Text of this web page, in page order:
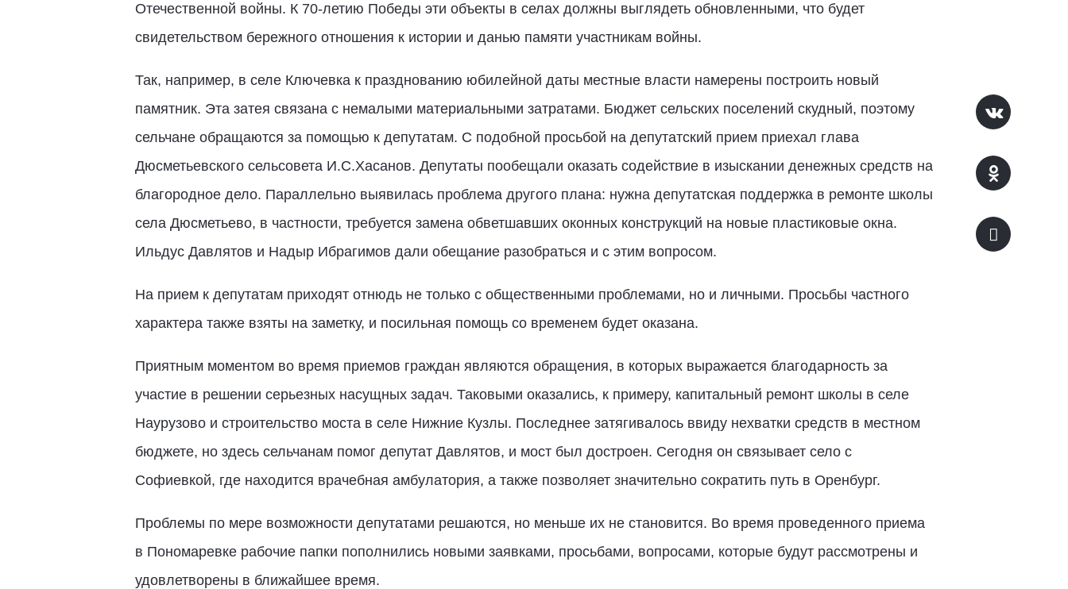
Отечественной войны. К 70-летию Победы эти объекты в селах должны выглядеть обновленными, что будет
свидетельством бережного отношения к истории и данью памяти участникам войны.
Так, например, в селе Ключевка к празднованию юбилейной даты местные власти намерены построить новый
памятник. Эта затея связана с немалыми материальными затратами. Бюджет сельских поселений скудный, поэтому
сельчане обращаются за помощью к депутатам. С подобной просьбой на депутатский прием приехал глава
Дюсметьевского сельсовета И.С.Хасанов. Депутаты пообещали оказать содействие в изыскании денежных средств на
благородное дело. Параллельно выявилась проблема другого плана: нужна депутатская поддержка в ремонте школы
села Дюсметьево, в частности, требуется замена обветшавших оконных конструкций на новые пластиковые окна.
Ильдус Давлятов и Надыр Ибрагимов дали обещание разобраться и с этим вопросом.
На прием к депутатам приходят отнюдь не только с общественными проблемами, но и личными. Просьбы частного
характера также взяты на заметку, и посильная помощь со временем будет оказана.
Приятным моментом во время приемов граждан являются обращения, в которых выражается благодарность за
участие в решении серьезных насущных задач. Таковыми оказались, к примеру, капитальный ремонт школы в селе
Наурузово и строительство моста в селе Нижние Кузлы. Последнее затягивалось ввиду нехватки средств в местном
бюджете, но здесь сельчанам помог депутат Давлятов, и мост был достроен. Сегодня он связывает село с
Софиевкой, где находится врачебная амбулатория, а также позволяет значительно сократить путь в Оренбург.
Проблемы по мере возможности депутатами решаются, но меньше их не становится. Во время проведенного приема
в Пономаревке рабочие папки пополнились новыми заявками, просьбами, вопросами, которые будут рассмотрены и
удовлетворены в ближайшее время.